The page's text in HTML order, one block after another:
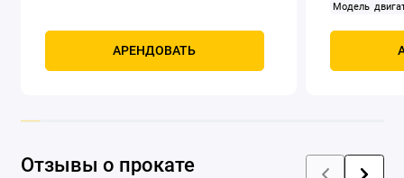
АРЕНДОВАТЬ
Модель
Отзывы о прокате